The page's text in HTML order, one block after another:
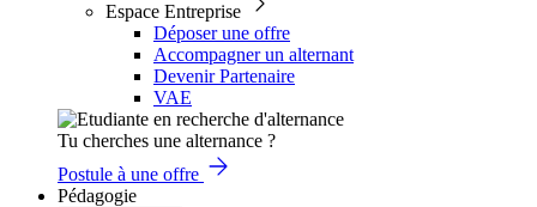
Espace Entreprise
Déposer une offre
Accompagner un alternant
Devenir Partenaire
VAE
Tu cherches une alternance ?
Postule à une offre
Pédagogie